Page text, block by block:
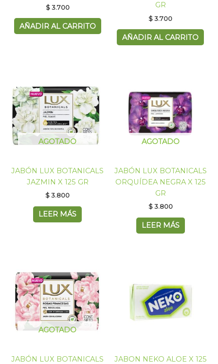
$3.700
AÑADIR AL CARRITO
GR
$3.700
AÑADIR AL CARRITO
AGOTADO
JABÓN LUX BOTANICALS
JAZMIN X 125 GR
$3.800
LEER MÁS
AGOTADO
JABÓN LUX BOTANICALS
ORQUÍDEA NEGRA X 125
GR
$3.800
LEER MÁS
AGOTADO
JABÓN LUX BOTANICALS
JABON NEKO ALOE X 125